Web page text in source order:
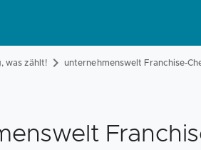
was zählt! unternehmenswelt Franchise-